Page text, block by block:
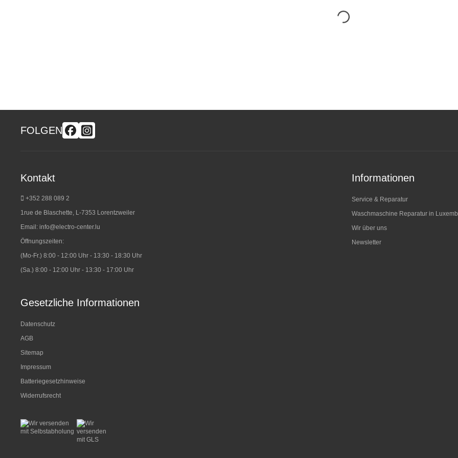
FOLGEN
Kontakt
+352 288 089 2
1rue de Blaschette, L-7353 Lorentzweiler
Email: info@electro-center.lu
Öffnungszeiten:
(Mo-Fr.) 8:00 - 12:00 Uhr - 13:30 - 18:30 Uhr
(Sa.) 8:00 - 12:00 Uhr - 13:30 - 17:00 Uhr
Informationen
Service & Reparatur
Waschmaschine Reparatur in
Wir über uns
Newsletter
Gesetzliche Informationen
Datenschutz
AGB
Sitemap
Impressum
Batteriegesetzhinweise
Widerrufsrecht